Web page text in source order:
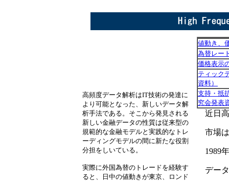
値動き、
為替レー
価格表示
ティック
資料）
支持・抵
究会発表
高頻度データ解析はIT技術の発達に
より可能となった、新しいデータ解
析手法である。そこから発見される
新しい金融データの性質は従来型の
規範的な金融モデルと実践的なトレ
ーディングモデルの間に新たな役割
分担をしいている。
実際に外国為替のトレードを経験す
ると、日中の値動きが東京、ロンド
近日
市場
1989
デー